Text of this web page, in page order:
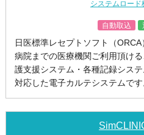
システムロード
自動取込
日医標準レセプトソフト（
病院までの医療機関ご利用頂け
護支援システム・各種記録シス
対応した電子カルテシステムです